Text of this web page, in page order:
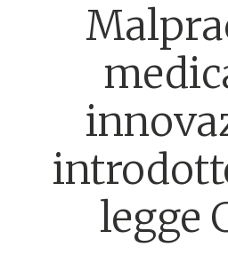
legge